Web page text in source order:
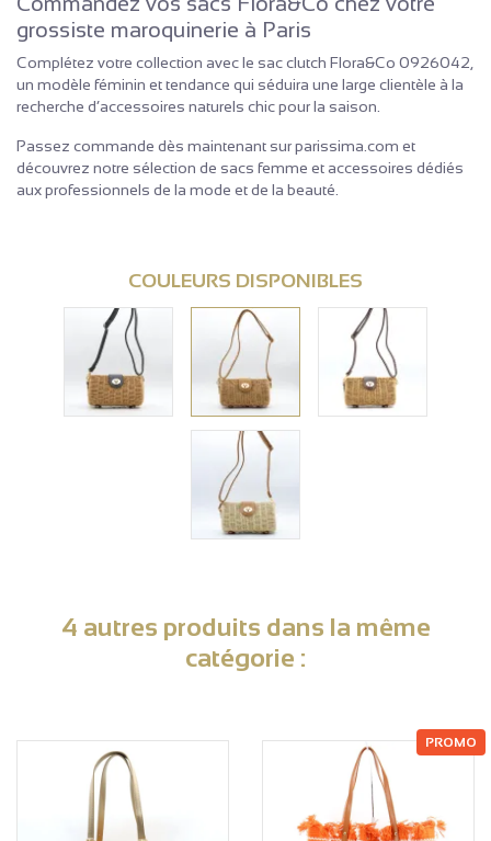
grossiste maroquinerie à Paris
Complétez votre collection avec le sac clutch Flora&Co 0926042,
un modèle féminin et tendance qui séduira une large clientèle à la
recherche d’accessoires naturels chic pour la saison.
Passez commande dès maintenant sur parissima.com et
découvrez notre sélection de sacs femme et accessoires dédiés
aux professionnels de la mode et de la beauté.
COULEURS DISPONIBLES
4 autres produits dans la même
catégorie :
PROMO